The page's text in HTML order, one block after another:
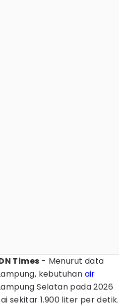
Times - Menurut data
kebutuhan air
Selatan pada 2026
sekitar 1.900 liter per detik.